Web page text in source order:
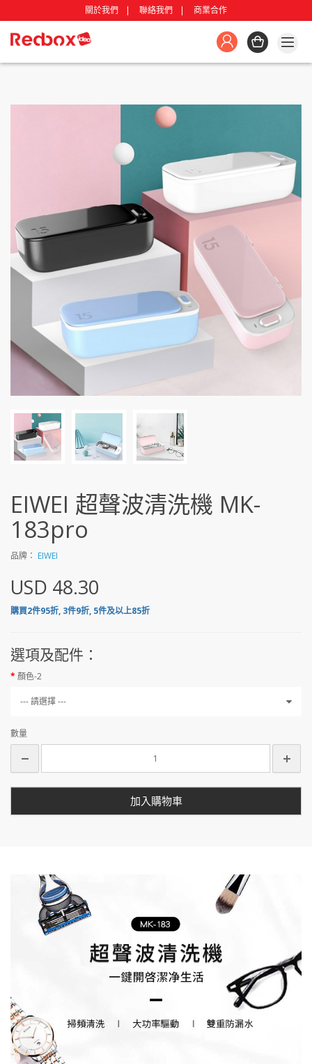
關於我們 聯絡我們 商業合作
EIWEI 超聲波清洗機 MK-
183pro
品牌： EIWEI
USD 48.30
購買2件95折, 3件9折, 5件及以上85折
選項及配件：
顏色-2
--- 請選擇 ---
數量
加入購物車